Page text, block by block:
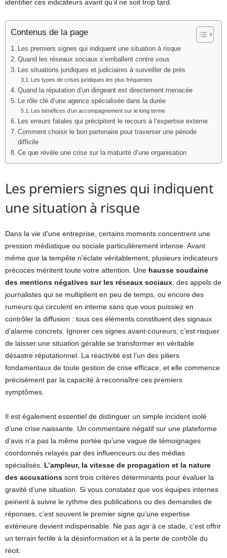
identifier ces indicateurs avant qu’il ne soit trop tard.
Contenus de la page
Les premiers signes qui indiquent une situation à risque
Quand les réseaux sociaux s’emballent contre vous
Les situations juridiques et judiciaires à surveiller de près
Les types de crises juridiques les plus fréquentes
Quand la réputation d’un dirigeant est directement menacée
Le rôle clé d’une agence spécialisée dans la durée
Les bénéfices d’un accompagnement sur le long terme
Les erreurs fatales qui précipitent le recours à l’expertise externe
Comment choisir le bon partenaire pour traverser une période
difficile
Ce que révèle une crise sur la maturité d’une organisation
Les premiers signes qui indiquent
une situation à risque
Dans la vie d’une entreprise, certains moments concentrent une
pression médiatique ou sociale particulièrement intense. Avant
même que la tempête n’éclate véritablement, plusieurs indicateurs
précoces méritent toute votre attention. Une hausse soudaine
des mentions négatives sur les réseaux sociaux , des appels de
journalistes qui se multiplient en peu de temps, ou encore des
rumeurs qui circulent en interne sans que vous puissiez en
contrôler la diffusion : tous ces éléments constituent des signaux
d’alarme concrets. Ignorer ces signes avant-coureurs, c’est risquer
de laisser une situation gérable se transformer en véritable
désastre réputationnel. La réactivité est l’un des piliers
fondamentaux de toute gestion de crise efficace, et elle commence
précisément par la capacité à reconnaître ces premiers
symptômes.
Il est également essentiel de distinguer un simple incident isolé
d’une crise naissante. Un commentaire négatif sur une plateforme
d’avis n’a pas la même portée qu’une vague de témoignages
coordonnés relayés par des influenceurs ou des médias
spécialisés. L’ampleur, la vitesse de propagation et la nature
des accusations sont trois critères déterminants pour évaluer la
gravité d’une situation. Si vous constatez que vos équipes internes
peinent à suivre le rythme des publications ou des demandes de
réponses, c’est souvent le premier signe qu’une expertise
extérieure devient indispensable. Ne pas agir à ce stade, c’est offrir
un terrain fertile à la désinformation et à la perte de contrôle du
récit.